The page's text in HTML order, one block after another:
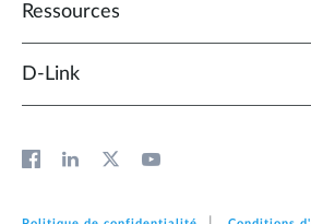
Ressources
D‑Link